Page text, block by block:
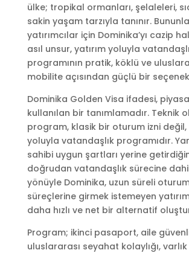
ülke; tropikal ormanları, şelaleleri,
sakin yaşam tarzıyla tanınır.
yatırımcılar için Dominika’yı cazip
asıl unsur, yatırım yoluyla
programının pratik, köklü ve
mobilite açısından güçlü bir
Dominika Golden Visa ifadesi,
kullanılan bir tanımlamadır. Teknik
program, klasik bir oturum izni değil,
yoluyla vatandaşlık programıdır.
sahibi uygun şartları yerine
doğrudan vatandaşlık sürecine
yönüyle Dominika, uzun süreli
süreçlerine girmek istemeyen
daha hızlı ve net bir alternatif
Program; ikinci pasaport, aile
uluslararası seyahat kolaylığı,